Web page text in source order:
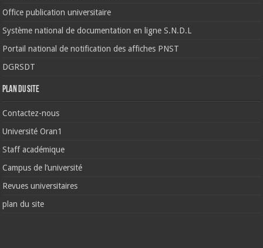
Office publication universitaire
Système national de documentation en ligne S.N.D.L
Portail national de notification des affiches PNST
DGRSDT
Plan du site
Contactez-nous
Université Oran1
Staff académique
Campus de l’université
Revues universitaires
plan du site